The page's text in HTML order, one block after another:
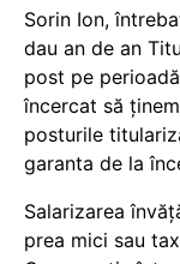
Sorin Ion,
dau an de an
post pe
încercat să
posturile
garanta de la
Salarizarea
prea mici sau